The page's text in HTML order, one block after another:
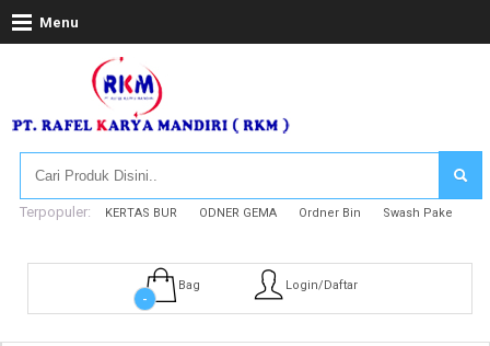
Menu
Terpopuler: KERTAS BUR ODNER GEMA Ordner Bin Swash Pake
-
Bag Login/Daftar